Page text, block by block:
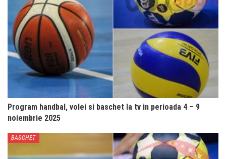
Program handbal, volei si baschet la tv in perioada 4 – 9
noiembrie 2025
BASCHET